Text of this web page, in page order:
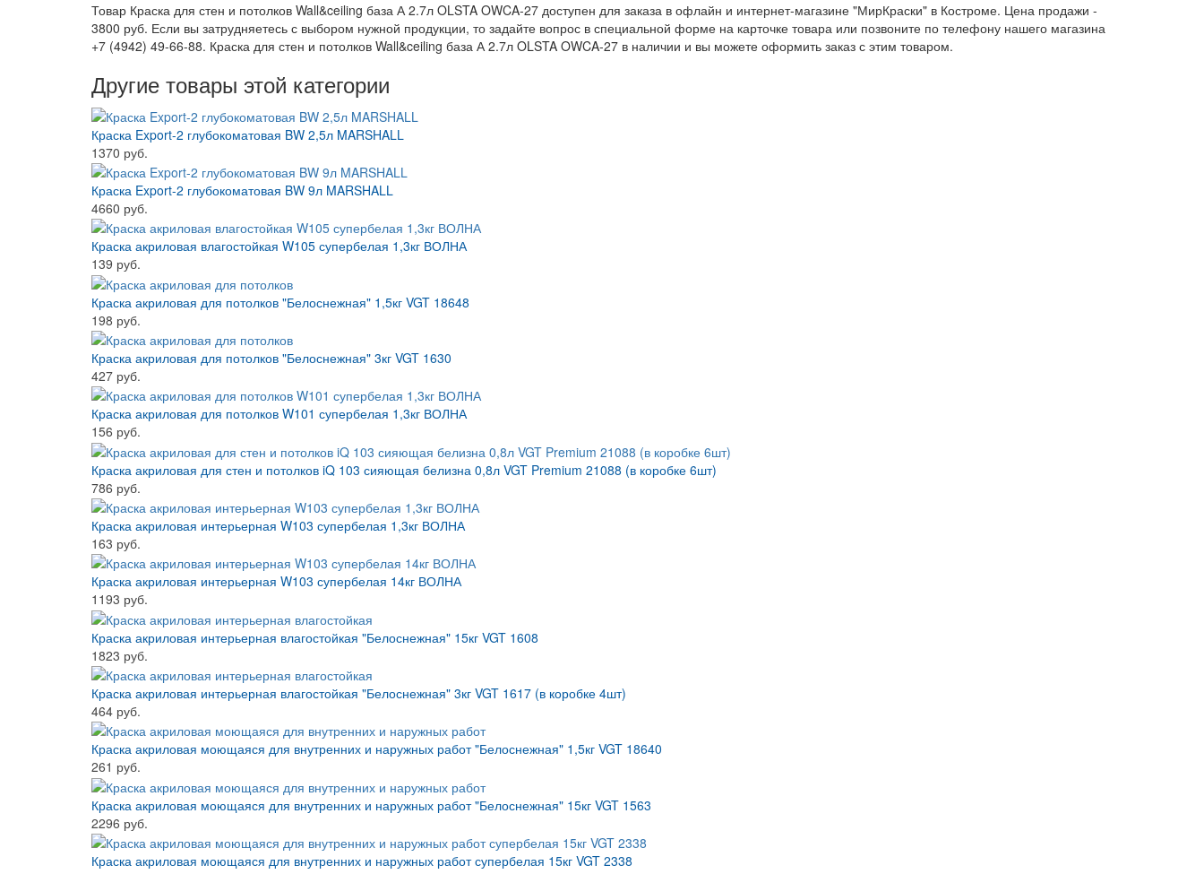
Товар Краска для стен и потолков Wall&ceiling база А 2.7л OLSTA OWCA-27 доступен для заказа в офлайн и интернет-магазине "МирКраски" в Костроме. Цена продажи -
3800 руб. Если вы затрудняетесь с выбором нужной продукции, то задайте вопрос в специальной форме на карточке товара или позвоните по телефону нашего магазина
+7 (4942) 49-66-88. Краска для стен и потолков Wall&ceiling база А 2.7л OLSTA OWCA-27 в наличии и вы можете оформить заказ с этим товаром.
Другие товары этой категории
Краска Export-2 глубокоматовая BW 2,5л MARSHALL
1370 руб.
Краска Export-2 глубокоматовая BW 9л MARSHALL
4660 руб.
Краска акриловая влагостойкая W105 супербелая 1,3кг ВОЛНА
139 руб.
Краска акриловая для потолков "Белоснежная" 1,5кг VGT 18648
198 руб.
Краска акриловая для потолков "Белоснежная" 3кг VGT 1630
427 руб.
Краска акриловая для потолков W101 супербелая 1,3кг ВОЛНА
156 руб.
Краска акриловая для стен и потолков iQ 103 сияющая белизна 0,8л VGT Premium 21088 (в коробке 6шт)
786 руб.
Краска акриловая интерьерная W103 супербелая 1,3кг ВОЛНА
163 руб.
Краска акриловая интерьерная W103 супербелая 14кг ВОЛНА
1193 руб.
Краска акриловая интерьерная влагостойкая "Белоснежная" 15кг VGT 1608
1823 руб.
Краска акриловая интерьерная влагостойкая "Белоснежная" 3кг VGT 1617 (в коробке 4шт)
464 руб.
Краска акриловая моющаяся для внутренних и наружных работ "Белоснежная" 1,5кг VGT 18640
261 руб.
Краска акриловая моющаяся для внутренних и наружных работ "Белоснежная" 15кг VGT 1563
2296 руб.
Краска акриловая моющаяся для внутренних и наружных работ супербелая 15кг VGT 2338